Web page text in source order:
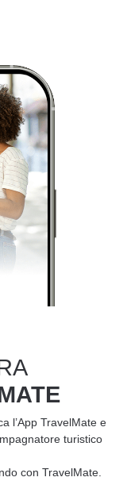
l’App TravelMate e
turistico
con TravelMate.